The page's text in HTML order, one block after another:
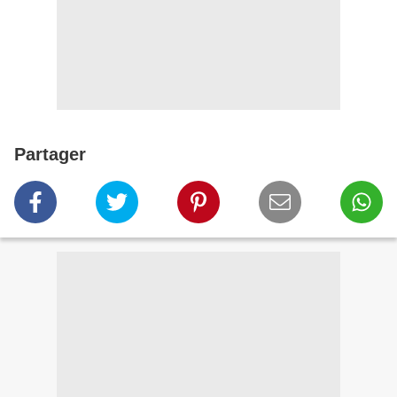
Partager